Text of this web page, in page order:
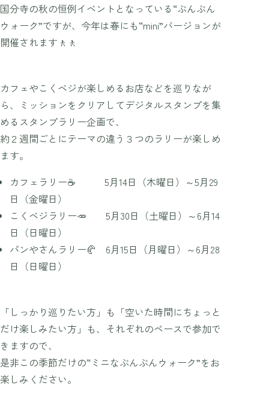
国分寺の秋の恒例イベントとなっている“ぶんぶん
ウォーク”ですが、今年は春にも“mini”バージョンが
開催されます🚶🚶
カフェやこくベジが楽しめるお店などを巡りなが
ら、ミッションをクリアしてデジタルスタンプを集
めるスタンプラリー企画で、
約２週間ごとにテーマの違う３つのラリーが楽しめ
ます。
カフェラリー☕ 5月14日（木曜日）～5月29
日（金曜日）
こくベジラリー🥕 5月30日（土曜日）～6月14
日（日曜日）
パンやさんラリー🥐 6月15日（月曜日）～6月28
日（日曜日）
「しっかり巡りたい方」も「空いた時間にちょっと
だけ楽しみたい方」も、それぞれのペースで参加で
きますので、
是非この季節だけの“ミニなぶんぶんウォーク”をお
楽しみください。